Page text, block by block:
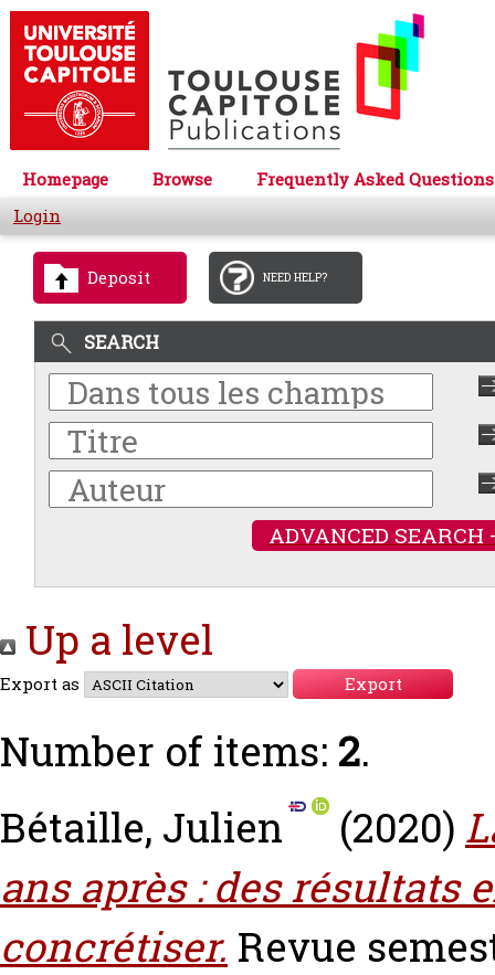
Homepage Browse
Frequently Asked Questions
Login
Deposit NEED HELP?
SEARCH
ADVANCED SEARCH
Up a level
Export as
Number of items: 2.
Bétaille, Julien
(2020)
ans après : des résultats
concrétiser. Revue